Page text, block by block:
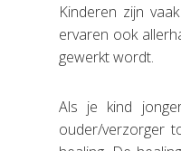
Kinderen zijn
ervaren ook
gewerkt wordt.
Als je kind
ouder/verzorger